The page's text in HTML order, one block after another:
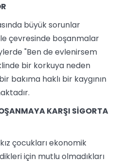
büyük sorunlar
çevresinde boşanmalar
"Ben de evlenirsem
bir korkuya neden
bakıma haklı bir kaygının
KARŞI SİGORTA
çocukları ekonomik
için mutlu olmadıkları